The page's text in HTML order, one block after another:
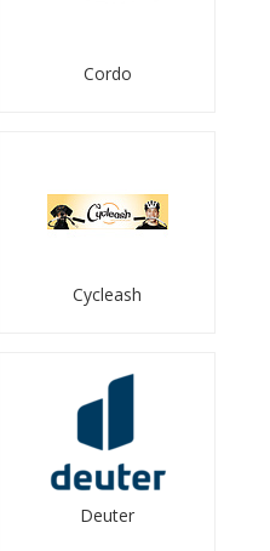
Cordo
Cycleash
Deuter